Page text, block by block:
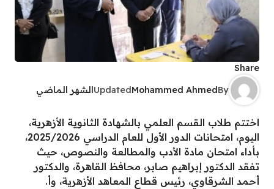
Share
By
Mohammed Ahmed
Updatedالشهر الماضي
اختتم طلاب القسم العلمي بالشهادة الثانوية الأزهرية،
اليوم، امتحانات الدور الأول للعام الدراسي 2025/2026،
بأداء امتحان مادة الأدب والمطالعة والنصوص، حيث
تفقد الدكتور إبراهيم صابر، محافظ القاهرة، والدكتور
أحمد الشرقاوي، رئيس قطاع المعاهد الأزهرية، وأ.